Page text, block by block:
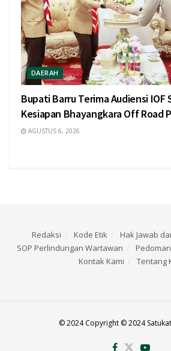
DAERAH
Bupati Barru Terima Audiensi IOF
Kesiapan Bhayangkara Off Road
AGUSTUS 6, 2026
Redaksi Kode Etik
Hak Jawab
SOP Perlindungan Wartawan
Kontak Kami
Tentang
© 2024 Copyright © 2024